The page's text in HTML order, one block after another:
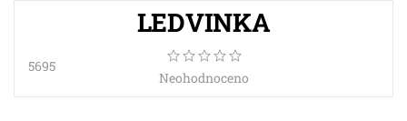
LEDVINKA
5695
Neohodnoceno